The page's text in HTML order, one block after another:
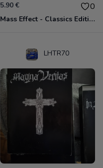
5.90 € 0
Mass Effect - Classics Edition Xbox 360
LHTR70